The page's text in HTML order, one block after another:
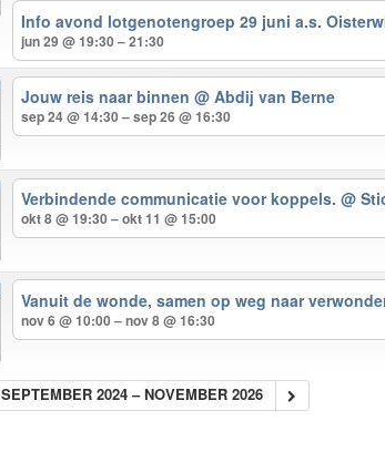
Info avond lotgenotengroep 29 juni a.s.
jun 29 @ 19:30 – 21:30
Jouw reis naar binnen@ Abdij van Berne
sep 24 @ 14:30 – sep 26 @ 16:30
Verbindende communicatie voor koppels.@
okt 8 @ 19:30 – okt 11 @ 15:00
Vanuit de wonde, samen op weg naar
nov 6 @ 10:00 – nov 8 @ 16:30
SEPTEMBER 2024 – NOVEMBER 2026